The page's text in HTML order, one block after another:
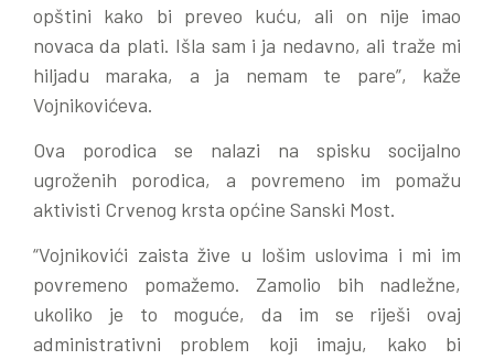
opštini kako bi preveo kuću, ali on nije imao
novaca da plati. Išla sam i ja nedavno, ali traže mi
hiljadu maraka, a ja nemam te pare”, kaže
Vojnikovićeva.
Ova porodica se nalazi na spisku socijalno
ugroženih porodica, a povremeno im pomažu
aktivisti Crvenog krsta općine Sanski Most.
“Vojnikovići zaista žive u lošim uslovima i mi im
povremeno pomažemo. Zamolio bih nadležne,
ukoliko je to moguće, da im se riješi ovaj
administrativni problem koji imaju, kako bi